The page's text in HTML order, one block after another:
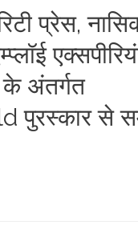
प्रेस,
के अंतर्गत
पुरस्कार से